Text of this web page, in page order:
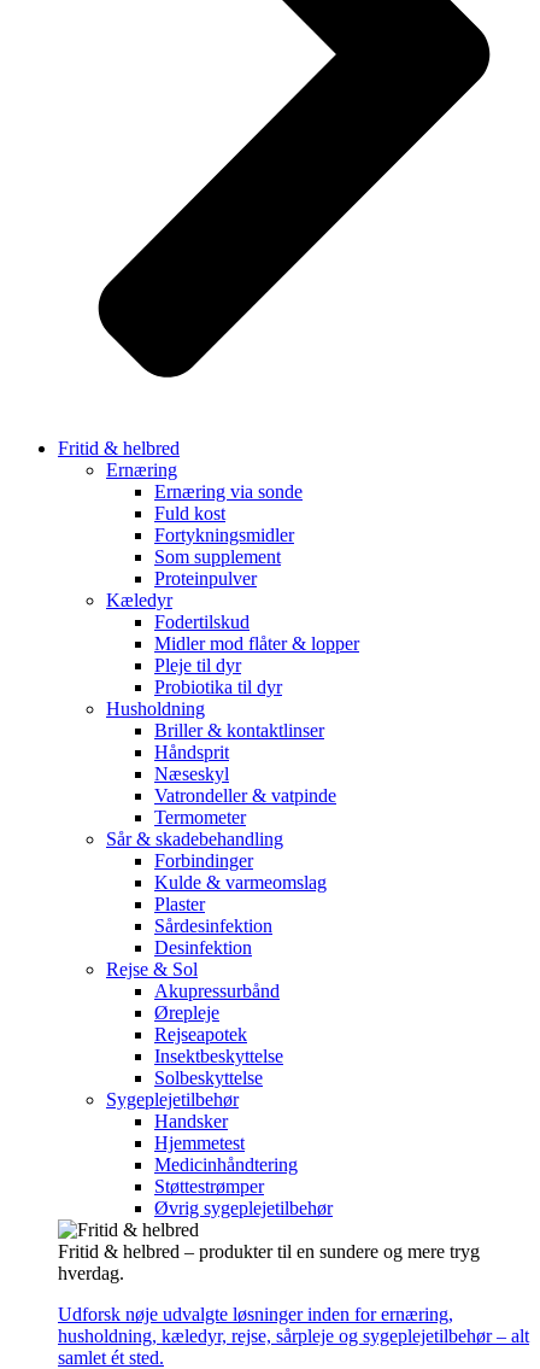
Fritid & helbred
Ernæring
Ernæring via sonde
Fuld kost
Fortykningsmidler
Som supplement
Proteinpulver
Kæledyr
Fodertilskud
Midler mod flåter & lopper
Pleje til dyr
Probiotika til dyr
Husholdning
Briller & kontaktlinser
Håndsprit
Næseskyl
Vatrondeller & vatpinde
Termometer
Sår & skadebehandling
Forbindinger
Kulde & varmeomslag
Plaster
Sårdesinfektion
Desinfektion
Rejse & Sol
Akupressurbånd
Ørepleje
Rejseapotek
Insektbeskyttelse
Solbeskyttelse
Sygeplejetilbehør
Handsker
Hjemmetest
Medicinhåndtering
Støttestrømper
Øvrig sygeplejetilbehør
Fritid & helbred – produkter til en sundere og mere tryg
hverdag.
Udforsk nøje udvalgte løsninger inden for ernæring,
husholdning, kæledyr, rejse, sårpleje og sygeplejetilbehør – alt
samlet ét sted.